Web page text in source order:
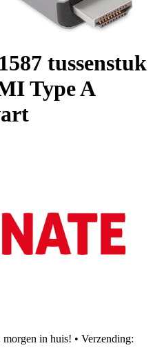
tussenstuk
Type A
morgen in huis! • Verzending: